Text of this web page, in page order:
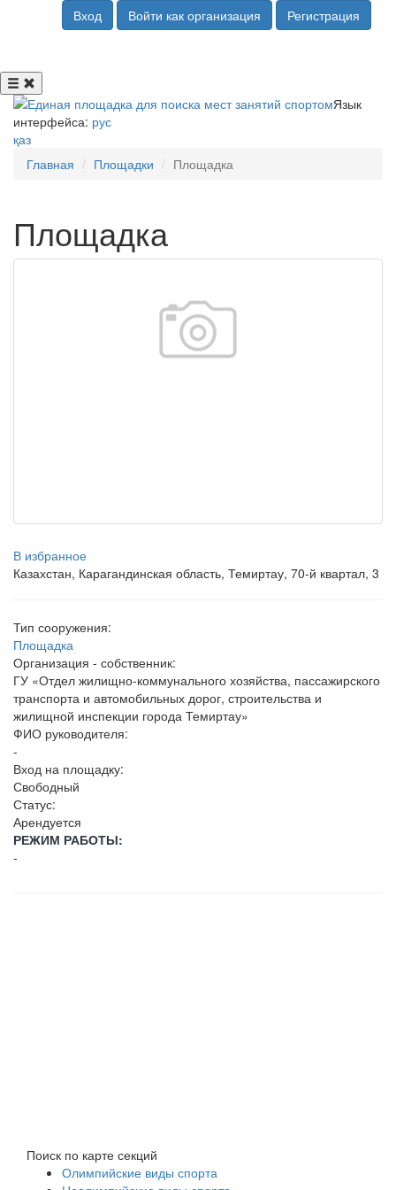
Вход Войти как организация Регистрация
Язык
интерфейса: рус
қаз
Главная
Площадки Площадка
Площадка
В избранное
Казахстан, Карагандинская область, Темиртау, 70-й квартал, 3
Тип сооружения:
Площадка
Организация - собственник:
ГУ «Отдел жилищно-коммунального хозяйства, пассажирского
транспорта и автомобильных дорог, строительства и
жилищной инспекции города Темиртау»
ФИО руководителя:
-
Вход на площадку:
Свободный
Статус:
Арендуется
РЕЖИМ РАБОТЫ:
-
Поиск по карте секций
Олимпийские виды спорта